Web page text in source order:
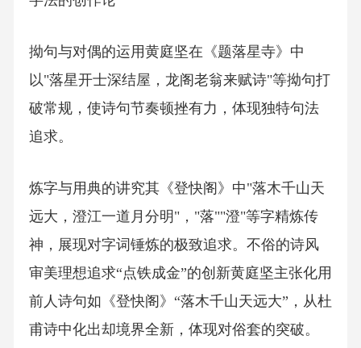
拗句与对偶的运用黄庭坚在《题落星寺》中
以"落星开士深结屋，龙阁老翁来赋诗"等拗句打
破常规，使诗句节奏顿挫有力，体现独特句法
追求。
炼字与用典的讲究其《登快阁》中"落木千山天
远大，澄江一道月分明"，"落""澄"等字精炼传
神，展现对字词锤炼的极致追求。不俗的诗风
审美理想追求“点铁成金”的创新黄庭坚主张化用
前人诗句如《登快阁》“落木千山天远大”，从杜
甫诗中化出却境界全新，体现对俗套的突破。